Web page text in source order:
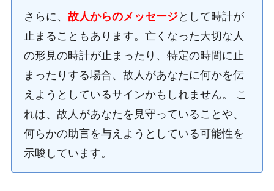
さらに、 故人からのメッセージとして時計が
止まることもあります。亡くなった大切な人
の形見の時計が止まったり、特定の時間に止
まったりする場合、故人があなたに何かを伝
えようとしているサインかもしれません。 こ
れは、故人があなたを見守っていることや、
何らかの助言を与えようとしている可能性を
示唆しています。